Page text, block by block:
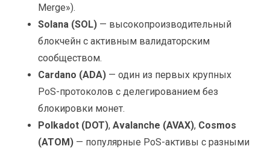
Merge»).
Solana (SOL) — высокопроизводительный
блокчейн с активным валидаторским
сообществом.
Cardano (ADA) — один из первых крупных
PoS-протоколов с делегированием без
блокировки монет.
Polkadot (DOT), Avalanche (AVAX), Cosmos
(ATOM) — популярные PoS-активы с разными